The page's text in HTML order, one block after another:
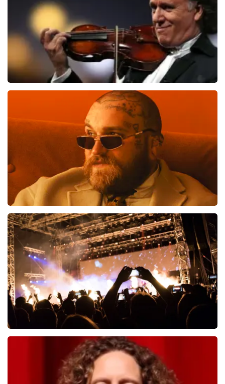
BESTEL NU
laatste 30 minuten
BESTEL NU
Teddy Swims
519laatste 30 minuten
BESTEL NU
Don Omar
laatste 30 minuten
BESTEL NU